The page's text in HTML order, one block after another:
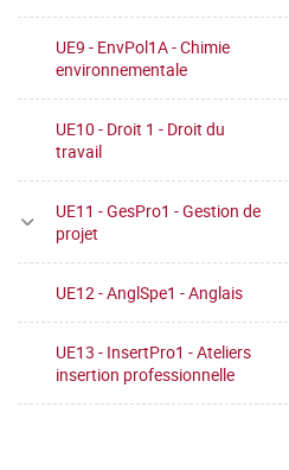
UE9 - EnvPol1A - Chimie
environnementale
UE10 - Droit 1 - Droit du
travail
UE11 - GesPro1 - Gestion de
projet
UE12 - AnglSpe1 - Anglais
UE13 - InsertPro1 - Ateliers
insertion professionnelle